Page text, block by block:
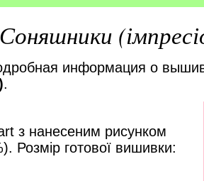
Соняшники
информация о
.
з нанесеним рисунком
Розмір готової вишивки: